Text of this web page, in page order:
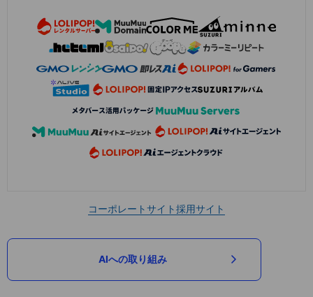
コーポレートサイト採用サイト
AIへの取り組み